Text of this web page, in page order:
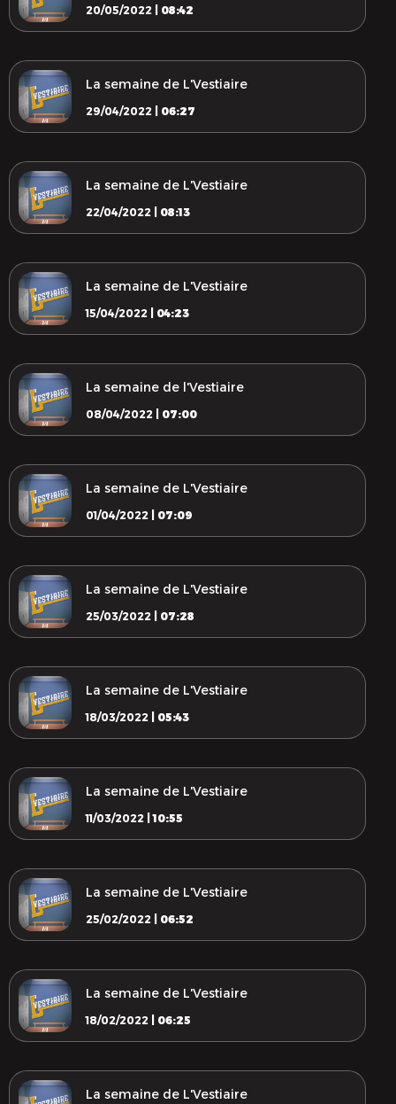
20/05/2022 | 08:42
La semaine de L'Vestiaire
29/04/2022 | 06:27
La semaine de L'Vestiaire
22/04/2022 | 08:13
La semaine de L'Vestiaire
15/04/2022 | 04:23
La semaine de l'Vestiaire
08/04/2022 | 07:00
La semaine de L'Vestiaire
01/04/2022 | 07:09
La semaine de L'Vestiaire
25/03/2022 | 07:28
La semaine de L'Vestiaire
18/03/2022 | 05:43
La semaine de L'Vestiaire
11/03/2022 |10:55
La semaine de L'Vestiaire
25/02/2022 | 06:52
La semaine de L'Vestiaire
18/02/2022 | 06:25
La semaine de L'Vestiaire